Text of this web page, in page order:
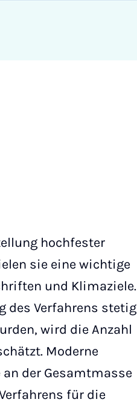
hochfester
sie eine wichtige
und Klimaziele.
des Verfahrens stetig
wird die Anzahl
Moderne
der Gesamtmasse
für die